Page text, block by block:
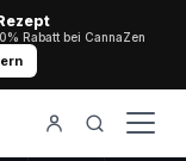
Rabatt bei CannaZen